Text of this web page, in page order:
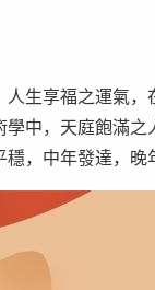
生享福之運氣
中，天庭飽滿
，中年發達，晚